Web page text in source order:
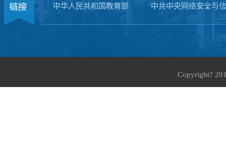
中华人民共和国教育部 中共中央网络安全与
Copyright?